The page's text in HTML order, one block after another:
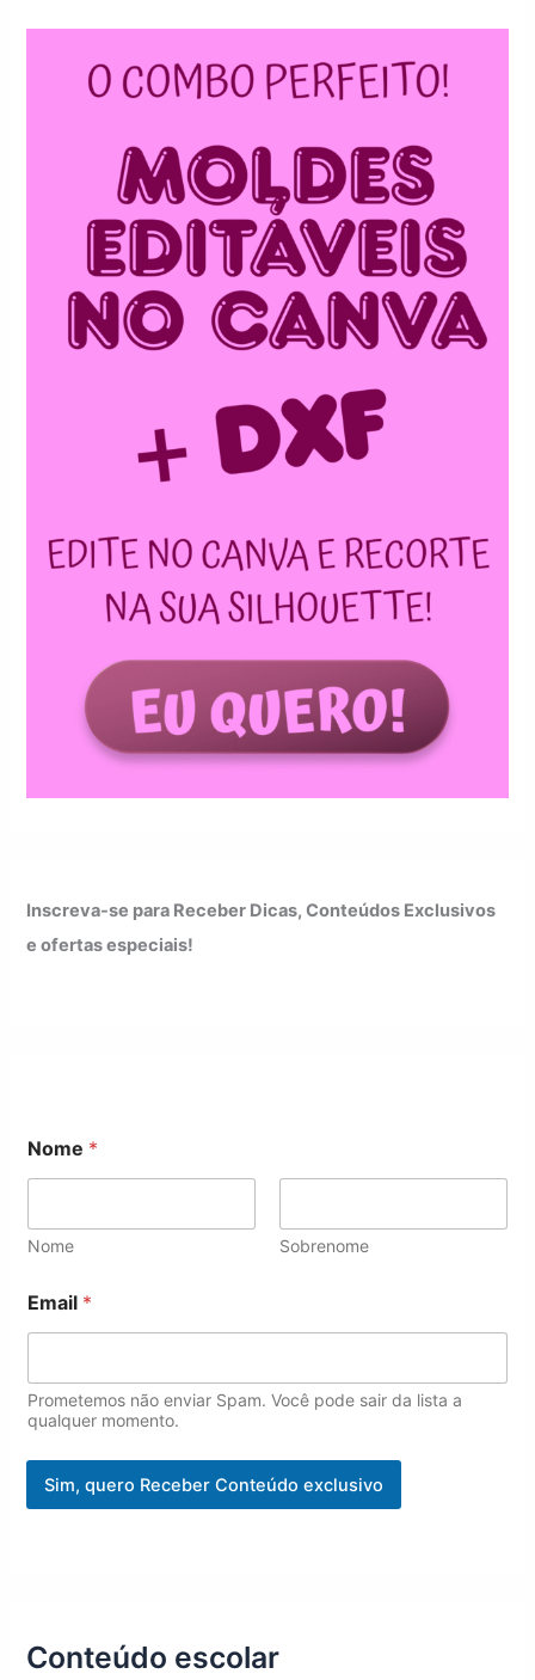
Inscreva-se para Receber Dicas, Conteúdos Exclusivos
e ofertas especiais!
Nome *
Nome Sobrenome
m
a
l
N
o
e
o
Email *
Prometemos não enviar Spam. Você pode sair da lista a
qualquer momento.
Sim, quero Receber Conteúdo exclusivo
Conteúdo escolar